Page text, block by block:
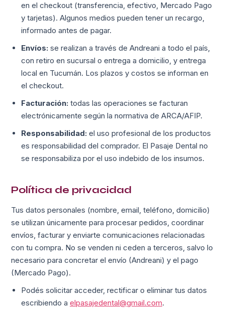
en el checkout (transferencia, efectivo, Mercado Pago
y tarjetas). Algunos medios pueden tener un recargo,
informado antes de pagar.
Envíos: se realizan a través de Andreani a todo el país,
con retiro en sucursal o entrega a domicilio, y entrega
local en Tucumán. Los plazos y costos se informan en
el checkout.
Facturación: todas las operaciones se facturan
electrónicamente según la normativa de ARCA/AFIP.
Responsabilidad: el uso profesional de los productos
es responsabilidad del comprador. El Pasaje Dental no
se responsabiliza por el uso indebido de los insumos.
Política de privacidad
Tus datos personales (nombre, email, teléfono, domicilio)
se utilizan únicamente para procesar pedidos, coordinar
envíos, facturar y enviarte comunicaciones relacionadas
con tu compra. No se venden ni ceden a terceros, salvo lo
necesario para concretar el envío (Andreani) y el pago
(Mercado Pago).
Podés solicitar acceder, rectificar o eliminar tus datos
escribiendo a elpasajedental@gmail.com.